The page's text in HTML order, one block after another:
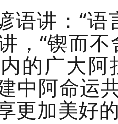
语讲：“
，“锲而
的广大
中阿命运
更加美好